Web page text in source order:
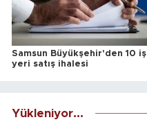
Samsun Büyükşehir'den 10 iş
yeri satış ihalesi
Yükleniyor...